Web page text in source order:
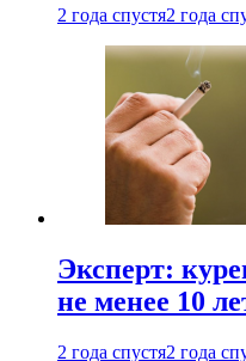
2 года спустя2 года
Эксперт:
не менее 10
2 года спустя2 года